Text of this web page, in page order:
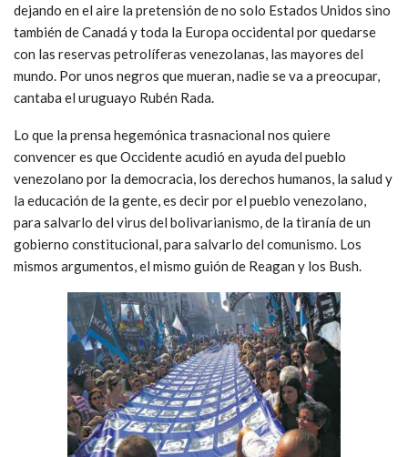
dejando en el aire la pretensión de no solo Estados Unidos sino
también de Canadá y toda la Europa occidental por quedarse
con las reservas petrolíferas venezolanas, las mayores del
mundo. Por unos negros que mueran, nadie se va a preocupar,
cantaba el uruguayo Rubén Rada.
Lo que la prensa hegemónica trasnacional nos quiere
convencer es que Occidente acudió en ayuda del pueblo
venezolano por la democracia, los derechos humanos, la salud y
la educación de la gente, es decir por el pueblo venezolano,
para salvarlo del virus del bolivarianismo, de la tiranía de un
gobierno constitucional, para salvarlo del comunismo. Los
mismos argumentos, el mismo guión de Reagan y los Bush.